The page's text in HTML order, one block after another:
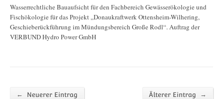
Wasserrechtliche Bauaufsicht für den Fachbereich Gewässerökologie und
Fischökologie für das Projekt „Donaukraftwerk Ottensheim-Wilhering,
Geschieberückführung im Mündungsbereich Große Rodl“. Auftrag der
VERBUND Hydro Power GmbH
← Neuerer Eintrag Älterer Eintrag →